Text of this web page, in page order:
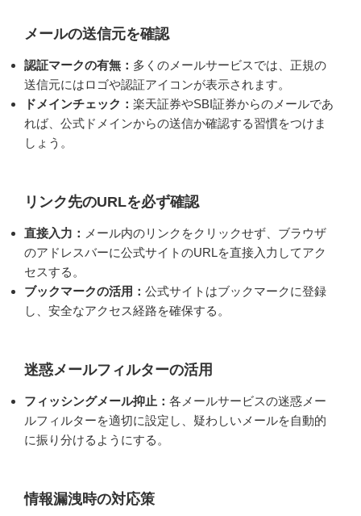
メールの送信元を確認
認証マークの有無： 多くのメールサービスでは、正規の
送信元にはロゴや認証アイコンが表示されます。
ドメインチェック： 楽天証券やSBI証券からのメールであ
れば、公式ドメインからの送信か確認する習慣をつけま
しょう。
リンク先のURLを必ず確認
直接入力： メール内のリンクをクリックせず、ブラウザ
のアドレスバーに公式サイトのURLを直接入力してアク
セスする。
ブックマークの活用： 公式サイトはブックマークに登録
し、安全なアクセス経路を確保する。
迷惑メールフィルターの活用
フィッシングメール抑止： 各メールサービスの迷惑メー
ルフィルターを適切に設定し、疑わしいメールを自動的
に振り分けるようにする。
情報漏洩時の対応策